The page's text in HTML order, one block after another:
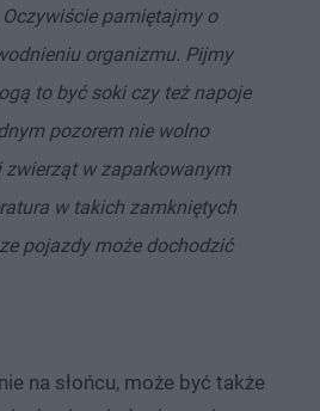
Oczywiście pamiętajmy o
organizmu. Pijmy
to być soki czy też napoje
pozorem nie wolno
w zaparkowanym
w takich zamkniętych
pojazdy może dochodzić
na słońcu, może być także